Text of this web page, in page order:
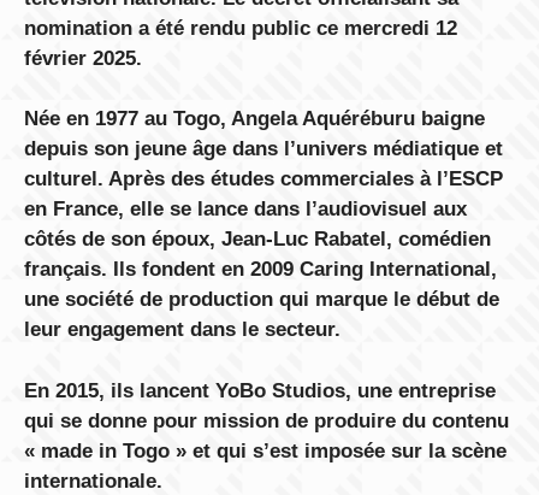
nomination a été rendu public ce mercredi 12
février 2025.
Née en 1977 au Togo, Angela Aquéréburu baigne
depuis son jeune âge dans l’univers médiatique et
culturel. Après des études commerciales à l’ESCP
en France, elle se lance dans l’audiovisuel aux
côtés de son époux, Jean-Luc Rabatel, comédien
français. Ils fondent en 2009 Caring International,
une société de production qui marque le début de
leur engagement dans le secteur.
En 2015, ils lancent YoBo Studios, une entreprise
qui se donne pour mission de produire du contenu
« made in Togo » et qui s’est imposée sur la scène
internationale.